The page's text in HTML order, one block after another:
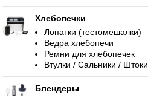
Хлебопечки
Лопатки (тестомешалки)
Ведра хлебопечи
Ремни для хлебопечек
Втулки / Сальники / Штоки
Блендеры